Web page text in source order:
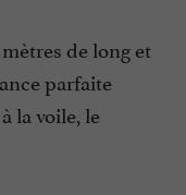
de long et
parfaite
la voile, le